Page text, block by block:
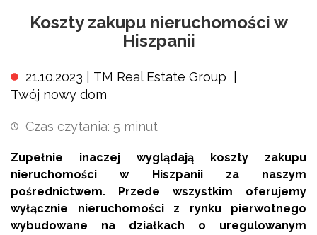
Koszty zakupu nieruchomości w
Hiszpanii
21.10.2023 | TM Real Estate Group
Twój nowy dom
Czas czytania: 5 minut
Zupełnie inaczej wyglądają koszty zakupu
nieruchomości w Hiszpanii za naszym
pośrednictwem. Przede wszystkim oferujemy
wyłącznie nieruchomości z rynku pierwotnego
wybudowane na działkach o uregulowanym